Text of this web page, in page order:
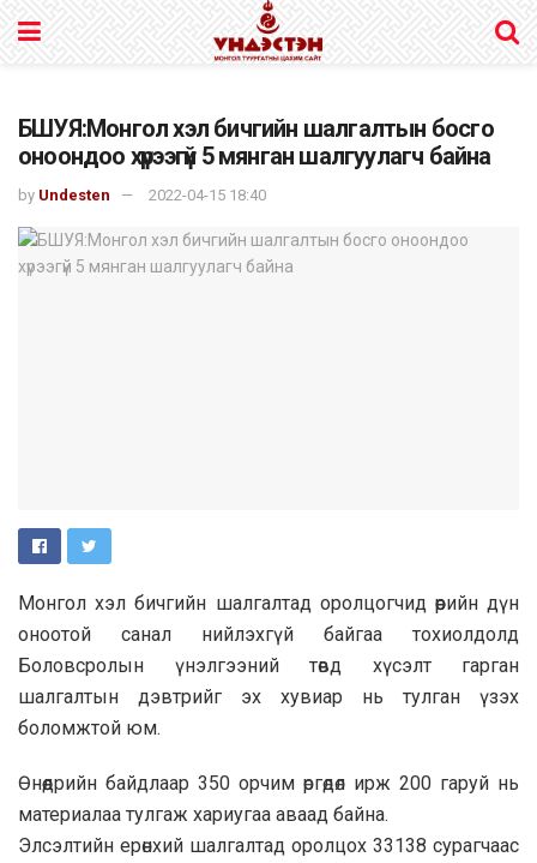
БШУЯ:Монгол хэл бичгийн шалгалтын босго
оноондоо хүрээгүй 5 мянган шалгуулагч байна
by Undesten 2022-04-15 18:40
Монгол хэл бичгийн шалгалтад оролцогчид өөрийн дүн
оноотой санал нийлэхгүй байгаа тохиолдолд
Боловсролын үнэлгээний төвд хүсэлт гарган
шалгалтын дэвтрийг эх хувиар нь тулган үзэх
боломжтой юм.
Өнөөдрийн байдлаар 350 орчим өргөдөл ирж 200 гаруй нь
материалаа тулгаж хариугаа аваад байна.
Элсэлтийн ерөнхий шалгалтад оролцох 33138 сурагчаас